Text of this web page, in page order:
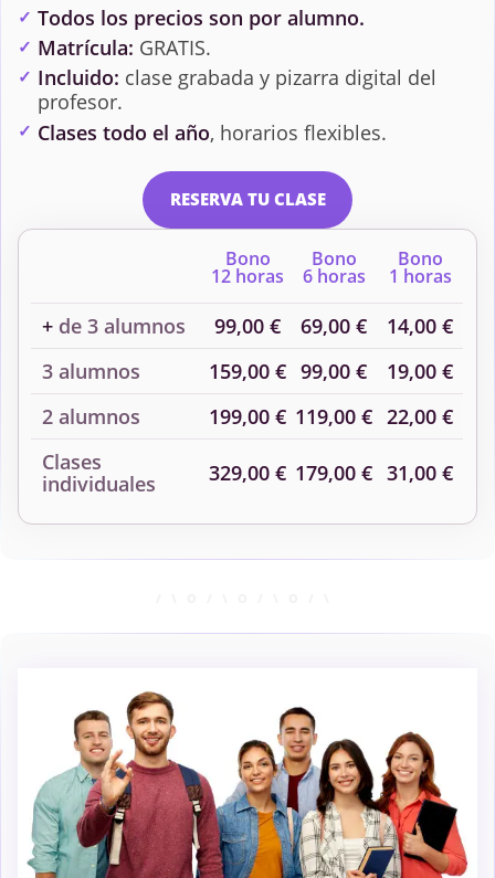
Todos los precios son por alumno.
Matrícula: GRATIS.
Incluido: clase grabada y pizarra digital del
profesor.
Clases todo el año, horarios flexibles.
RESERVA TU CLASE
Bono
12 horas
Bono
6 horas
Bono
1 horas
+ de 3 alumnos 99,00 € 69,00 €
14,00 €
3 alumnos
159,00 € 99,00 €
19,00 €
2 alumnos
199,00 € 119,00 € 22,00 €
Clases
individuales
329,00 € 179,00 € 31,00 €